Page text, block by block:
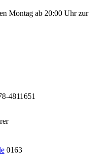
Montag ab 20:00 Uhr zur
4811651
0163